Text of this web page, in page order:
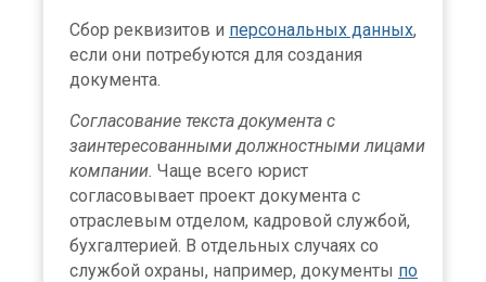
Сбор реквизитов и персональных данных,
если они потребуются для создания
документа.
Согласование текста документа с
заинтересованными должностными лицами
компании. Чаще всего юрист
согласовывает проект документа с
отраслевым отделом, кадровой службой,
бухгалтерией. В отдельных случаях со
службой охраны, например, документы по